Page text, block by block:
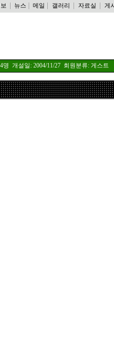
뉴스 메일 갤러리 자료실 게
개설일: 2004/11/27 회원분류: 게스트